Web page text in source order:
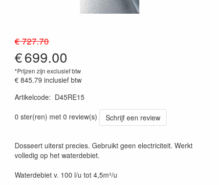
€ 727.70
€699.00
*Prijzen zijn exclusief btw
€ 845.79 inclusief btw
Artikelcode: D45RE15
0 ster(ren) met 0 review(s)
Schrijf een review
Dosseert uiterst precies. Gebruikt geen electriciteit. Werkt
volledig op het waterdebiet.
Waterdebiet v. 100 l/u tot 4,5m³/u